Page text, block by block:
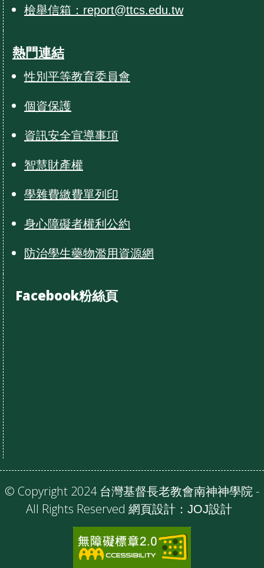
檢舉信箱：report@ttcs.edu.tw
熱門連結
性別平等教育委員會
個資保護
資訊安全宣導事項
智慧財產權
學雜費繳費單列印
身心障礙者權利公約
防治學生藥物濫用資源網
Facebook粉絲頁
© Copyright 2024 台灣基督長老教會南神神學院 -
All Rights Reserved 網頁設計： JOJ設計